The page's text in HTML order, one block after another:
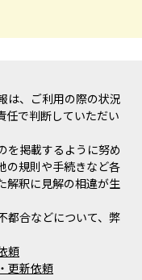
は、ご利用の際の状況
任で判断していただい
を掲載するように努め
の規則や手続きなど各
解釈に見解の相違が生
都合などについて、弊
頼
更新依頼